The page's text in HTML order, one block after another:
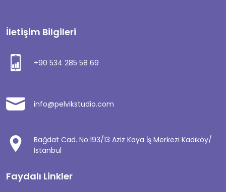
İletişim Bilgileri
+90 534 285 58 69
info@pelvikstudio.com
Bağdat Cad. No:193/13 Aziz Kaya İş Merkezi Kadıköy/
İstanbul
Faydalı Linkler